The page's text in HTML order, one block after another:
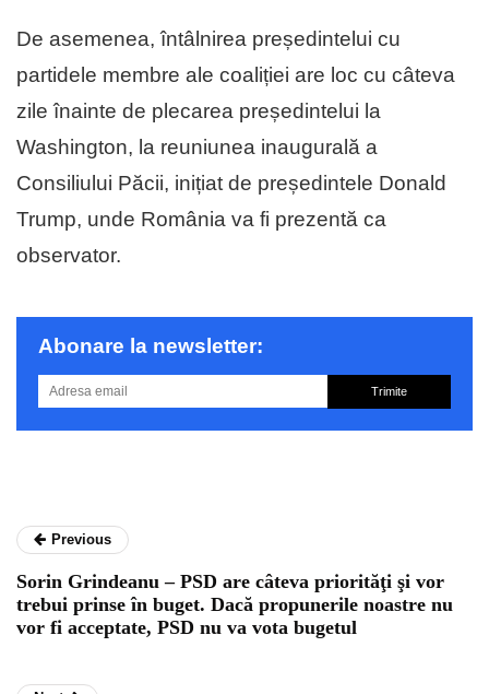
De asemenea, întâlnirea președintelui cu
partidele membre ale coaliției are loc cu câteva
zile înainte de plecarea președintelui la
Washington, la reuniunea inaugurală a
Consiliului Păcii, inițiat de președintele Donald
Trump, unde România va fi prezentă ca
observator.
Abonare la newsletter:
Trimite
Previous
Sorin Grindeanu – PSD are câteva priorităţi şi vor
trebui prinse în buget. Dacă propunerile noastre nu
vor fi acceptate, PSD nu va vota bugetul